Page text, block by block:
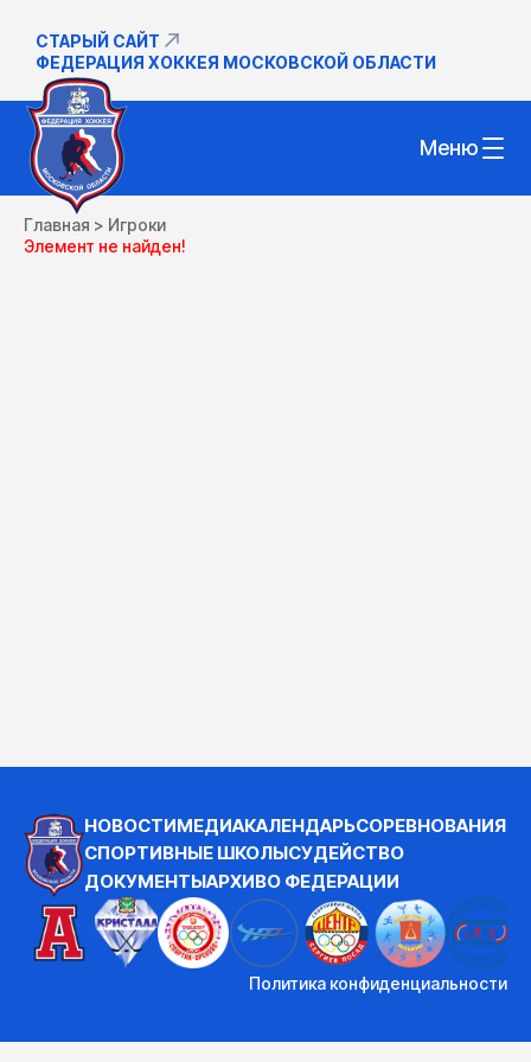
СТАРЫЙ САЙТ
ФЕДЕРАЦИЯ ХОККЕЯ МОСКОВСКОЙ ОБЛАСТИ
Меню
Главная > Игроки
Элемент не найден!
НОВОСТИМЕДИАКАЛЕНДАРЬСОРЕВНОВАНИЯ
СПОРТИВНЫЕ ШКОЛЫСУДЕЙСТВО
ДОКУМЕНТЫАРХИВО ФЕДЕРАЦИИ
Политика конфиденциальности